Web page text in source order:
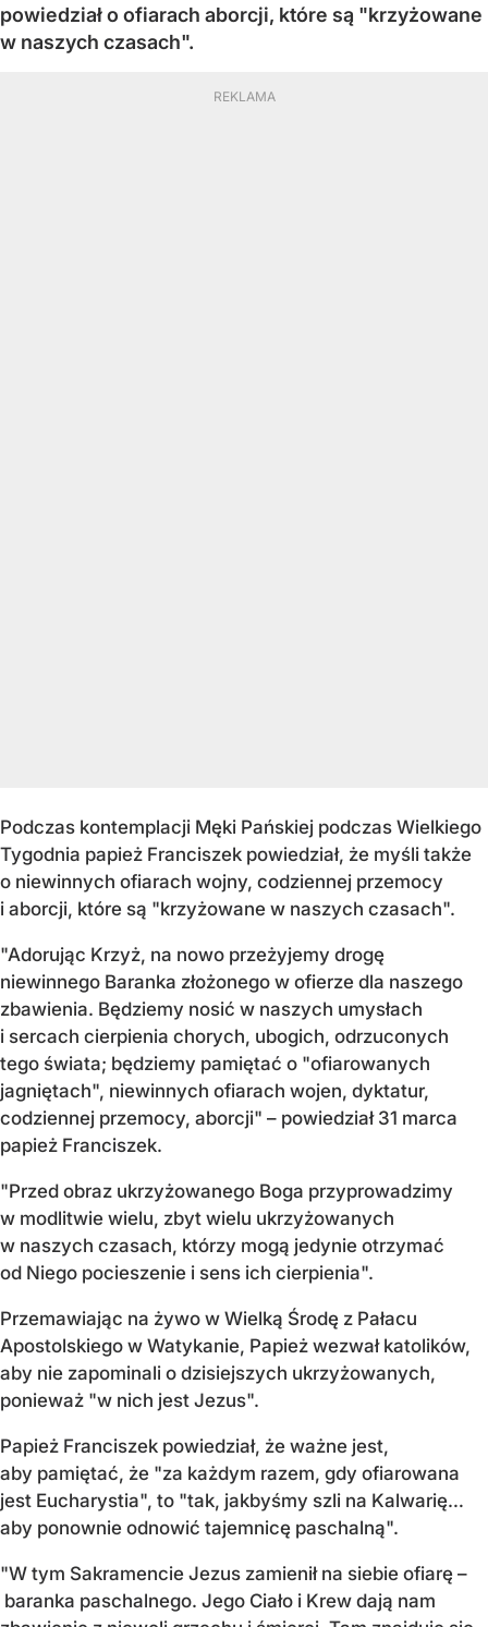
powiedział o ofiarach aborcji, które są "krzyżowane
w naszych czasach".
Podczas kontemplacji Męki Pańskiej podczas Wielkiego
Tygodnia papież Franciszek powiedział, że myśli także
o niewinnych ofiarach wojny, codziennej przemocy
i aborcji, które są "krzyżowane w naszych czasach".
"Adorując Krzyż, na nowo przeżyjemy drogę
niewinnego Baranka złożonego w ofierze dla naszego
zbawienia. Będziemy nosić w naszych umysłach
i sercach cierpienia chorych, ubogich, odrzuconych
tego świata; będziemy pamiętać o "ofiarowanych
jagniętach", niewinnych ofiarach wojen, dyktatur,
codziennej przemocy, aborcji" – powiedział 31 marca
papież Franciszek.
"Przed obraz ukrzyżowanego Boga przyprowadzimy
w modlitwie wielu, zbyt wielu ukrzyżowanych
w naszych czasach, którzy mogą jedynie otrzymać
od Niego pocieszenie i sens ich cierpienia".
Przemawiając na żywo w Wielką Środę z Pałacu
Apostolskiego w Watykanie, Papież wezwał katolików,
aby nie zapominali o dzisiejszych ukrzyżowanych,
ponieważ "w nich jest Jezus".
Papież Franciszek powiedział, że ważne jest,
aby pamiętać, że "za każdym razem, gdy ofiarowana
jest Eucharystia", to "tak, jakbyśmy szli na Kalwarię…
aby ponownie odnowić tajemnicę paschalną".
"W tym Sakramencie Jezus zamienił na siebie ofiarę –
baranka paschalnego. Jego Ciało i Krew dają nam